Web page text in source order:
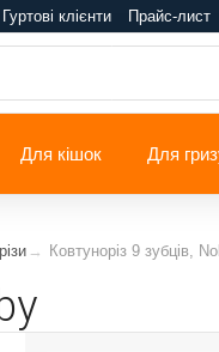
Гуртові клієнти Прайс-лист
Для кішок Для
Ковтуноріз 9 зубців,